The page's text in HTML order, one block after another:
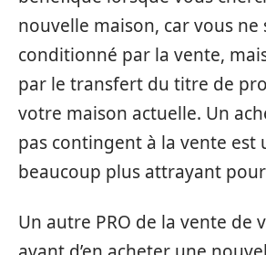
nouvelle maison, car vous ne
conditionné par la vente,
par le transfert du titre de
votre maison actuelle. Un
pas contingent à la vente est
beaucoup plus attrayant
Un autre PRO de la vente de